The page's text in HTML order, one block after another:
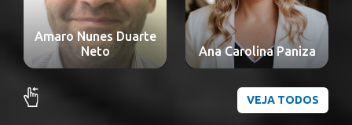
Ana Carolina Paniza
Ana Cláudia
Imbassahy de Sá
Bittencour Câmara e
Silva
VEJA TODOS